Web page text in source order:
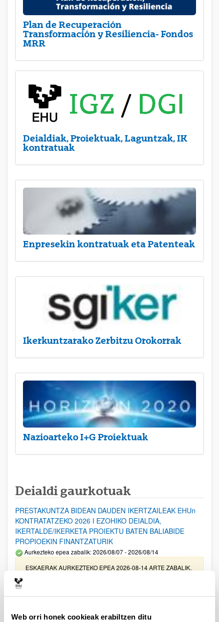
Web orri honek cookieak erabiltzen ditu
Plan de Recuperación
Transformación y Resiliencia- Fondos
MRR
Deialdiak, Proiektuak, Laguntzak, IK
kontratuak
Enpresekin kontratuak eta Patenteak
Ikerkuntzarako Zerbitzu Orokorrak
Nazioarteko I+G Proiektuak
Deialdi gaurkotuak
PRESTAKUNTZA BIDEAN DAUDEN IKERTZAILEAK EHUn
KONTRATATZEKO 2026 I EZOHIKO DEIALDIA,
IKERTALDE/IKERKETA PROIEKTU BATEN BALIABIDE
PROPIOEKIN FINANTZATURIK
Aurkezteko epea zabalik: 2026/08/07 - 2026/08/14
ESKAERAK AURKEZTEKO EPEA 2026-08-14 ARTE ZABALIK.
UPV/EHUn Azpiegitura Zientifikoa eta Funts Bibliografikoak